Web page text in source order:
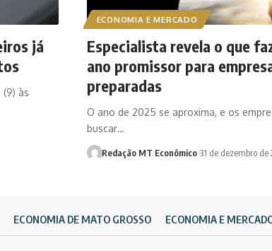
já
às
ECONOMIA E MERCADO
Especialista revela o que
ano promissor para
preparadas
O ano de 2025 se aproxima, e os
buscar…
Redação MT Econômico 31 de dezembro de
ECONOMIA DE MATO GROSSO ECONOMIA E